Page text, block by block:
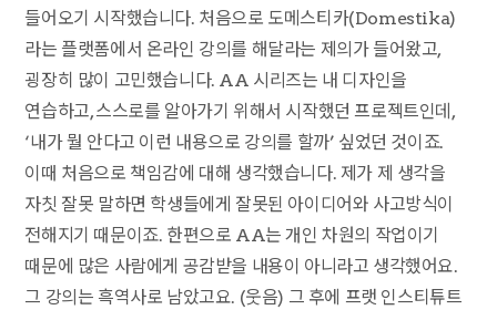
들어오기 시작했습니다. 처음으로 도메스티카(Domestika)
라는 플랫폼에서 온라인 강의를 해달라는 제의가 들어왔고,
굉장히 많이 고민했습니다. AA 시리즈는 내 디자인을
연습하고, 스스로를 알아가기 위해서 시작했던 프로젝트인데,
‘내가 뭘 안다고 이런 내용으로 강의를 할까’ 싶었던 것이죠.
이때 처음으로 책임감에 대해 생각했습니다. 제가 제 생각을
자칫 잘못 말하면 학생들에게 잘못된 아이디어와 사고방식이
전해지기 때문이죠. 한편으로 AA는 개인 차원의 작업이기
때문에 많은 사람에게 공감받을 내용이 아니라고 생각했어요.
그 강의는 흑역사로 남았고요. (웃음) 그 후에 프랫 인스티튜트